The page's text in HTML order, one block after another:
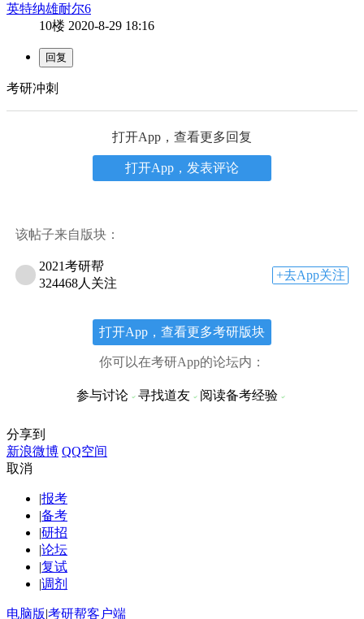
英特纳雄耐尔6
10楼 2020-8-29 18:16
考研冲刺
打开App，查看更多回复
打开App，发表评论
该帖子来自版块：
2021考研帮
324468人关注
+去App关注
打开App，查看更多考研版块
你可以在考研App的论坛内：
参与讨论 寻找道友 阅读备考经验
分享到
新浪微博 QQ空间
取消
|报考
|备考
|研招
|论坛
|复试
|调剂
电脑版|考研帮客户端